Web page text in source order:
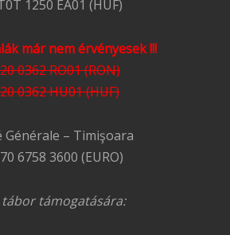
1250 EA01 (HUF)
már nem érvényesek !!!
0362 RO01 (RON)
0362 HU01 (HUF)
Générale – Timişoara
6758 3600 (EURO)
támogatására: